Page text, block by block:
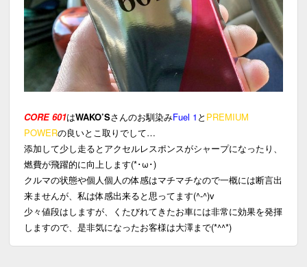
CORE 601はWAKO’Sさんのお馴染みFuel 1 と PREMIUM
POWERの良いとこ取りでして…
添加して少し走るとアクセルレスポンスがシャープになったり、
燃費が飛躍的に向上します(*･ω･)
クルマの状態や個人個人の体感はマチマチなので一概には断言出
来ませんが、私は体感出来ると思ってます(^-^)v
少々値段はしますが、くたびれてきたお車には非常に効果を発揮
しますので、是非気になったお客様は大澤まで(*^^*)